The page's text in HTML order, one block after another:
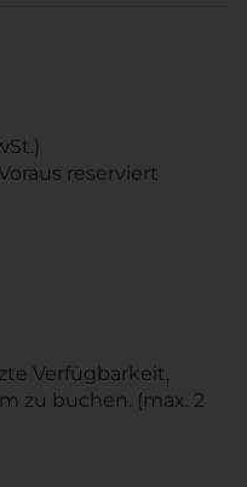
reserviert
Verfügbarkeit,
zu buchen. (max. 2